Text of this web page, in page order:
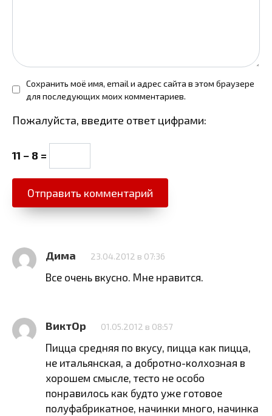
Сохранить моё имя, email и адрес сайта в этом браузере
для последующих моих комментариев.
Пожалуйста, введите ответ цифрами:
11 − 8 =
Дима 23.04.2012 в 07:36
Все очень вкусно. Мне нравится.
ВиктОр 01.05.2012 в 08:57
Пицца средняя по вкусу, пицца как пицца,
не итальянская, а добротно-колхозная в
хорошем смысле, тесто не особо
понравилось как будто уже готовое
полуфабрикатное, начинки много, начинка